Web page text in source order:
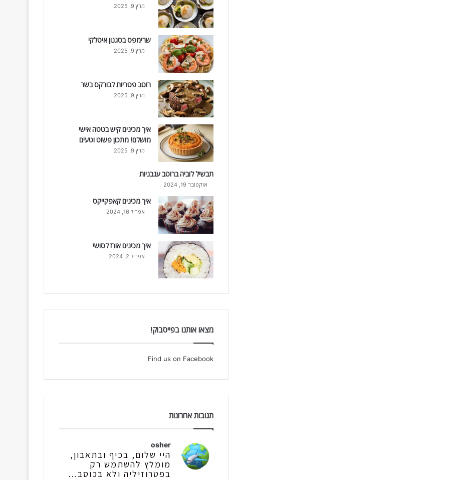
מרץ 9, 2025
שרימפס בסגנון איטלקי
מרץ 9, 2025
רוטב פטריות לבורקס בשר
מרץ 9, 2025
איך מכינים קיש בטטה אישי
מושלם! מתכון פשוט וטעים
מרץ 9, 2025
תבשיל לוביה ברוטב עגבניות
אוקטובר 19, 2024
איך מכינים קאפקייקס
אפריל 16, 2024
איך מכינים אורז לסושי
אפריל 2, 2024
מצאו אותנו בפייסבוק!
Find us on Facebook
תגובות אחרונות
osher
היי שלום, בכיף ובתאבון,
מומלץ להשתמש רק
בפטרוזיליה ולא בכוסב...